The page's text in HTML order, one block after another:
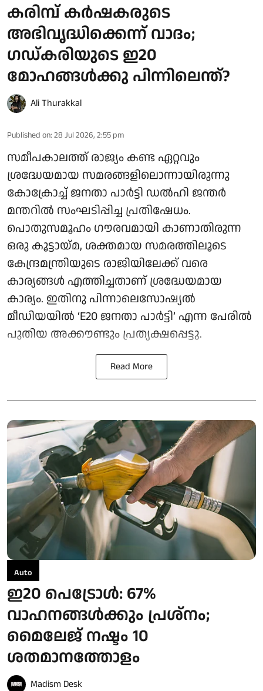
കരിമ്പ് കർഷകരുടെ
അഭിവൃദ്ധിക്കെന്ന് വാദം;
ഗഡ്കരിയുടെ ഇ20
മോഹങ്ങള്‍ക്കു പിന്നിലെന്ത്?
Ali Thurakkal
Published on: 28 Jul 2026, 2:55 pm
സമീപകാലത്ത് രാജ്യം കണ്ട ഏറ്റവും
ശ്രദ്ധേയമായ സമരങ്ങളിലൊന്നായിരുന്നു
കോക്രോച്ച് ജനതാ പാർട്ടി ഡൽഹി ജന്തർ
മന്തറിൽ സംഘടിപ്പിച്ച പ്രതിഷേധം.
പൊതുസമൂഹം ഗൗരവമായി കാണാതിരുന്ന
ഒരു കൂട്ടായ്മ, ശക്തമായ സമരത്തിലൂടെ
കേന്ദ്രമന്ത്രിയുടെ രാജിയിലേക്ക് വരെ
കാര്യങ്ങൾ എത്തിച്ചതാണ് ശ്രദ്ധേയമായ
കാര്യം. ഇതിനു പിന്നാലെസോഷ്യൽ
മീഡിയയിൽ ‘E20 ജനതാ പാർട്ടി’ എന്ന പേരിൽ
പുതിയ അക്കൗണ്ടും പ്രത്യക്ഷപ്പെട്ടു.
Read More
Auto
ഇ20 പെട്രോള്‍: 67%
വാഹനങ്ങൾക്കും പ്രശ്‌നം;
മൈലേജ് നഷ്ടം 10
ശതമാനത്തോളം
Madism Desk